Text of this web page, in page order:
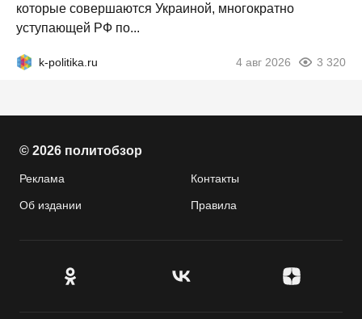
которые совершаются Украиной, многократно
уступающей РФ по...
k-politika.ru 4 авг 2026 3 320
© 2026 политобзор
Реклама Контакты
Об издании Правила